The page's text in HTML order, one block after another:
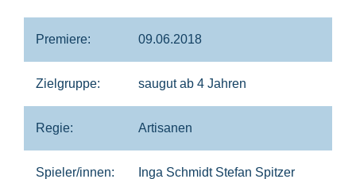
Premiere: 09.06.2018
Zielgruppe: saugut ab 4 Jahren
Regie: Artisanen
Spieler/innen: Inga Schmidt Stefan Spitzer